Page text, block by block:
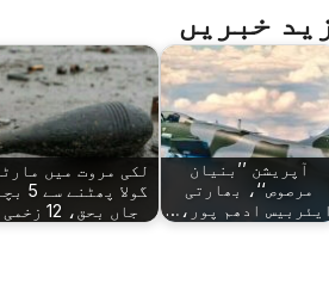
خبریں
آپریشن ’’بنیان
مرصوص‘‘، بھارتی
ایئربیس ادھم پور،…
لکی مروت میں
گولا پھٹنے
جاں بحق، 12 زخمی